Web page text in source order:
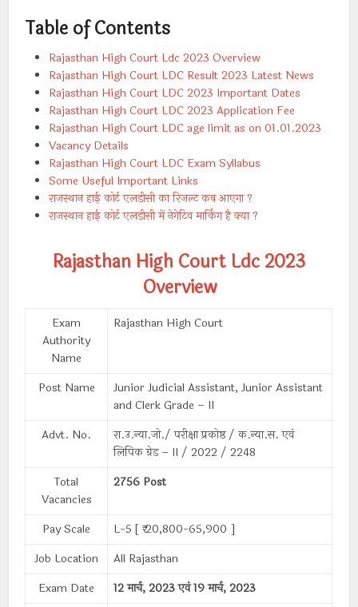
Table of Contents
Rajasthan High Court Ldc 2023 Overview
Rajasthan High Court LDC Result 2023 Latest News
Rajasthan High Court LDC 2023 Important Dates
Rajasthan High Court LDC 2023 Application Fee
Rajasthan High Court LDC age limit as on 01.01.2023
Vacancy Details
Rajasthan High Court LDC Exam Syllabus
Some Useful Important Links
राजस्थान हाई कोर्ट एलडीसी का रिजल्ट कब आएगा ?
राजस्थान हाई कोर्ट एलडीसी में नेगेटिव मार्किंग है क्या ?
Rajasthan High Court Ldc 2023
Overview
Exam
Authority
Name
Rajasthan High Court
Post Name
Junior Judicial Assistant, Junior Assistant
and Clerk Grade – II
Advt. No.
रा.उ.न्या.जो./ परीक्षा प्रकोष्ठ / क.न्या.स. एवं
लिपिक ग्रेड – II / 2022 / 2248
Total
Vacancies
2756 Post
Pay Scale
L-5 [ ₹ 20,800-65,900 ]
Job Location
All Rajasthan
Exam Date
12 मार्च, 2023 एवं19 मार्च, 2023